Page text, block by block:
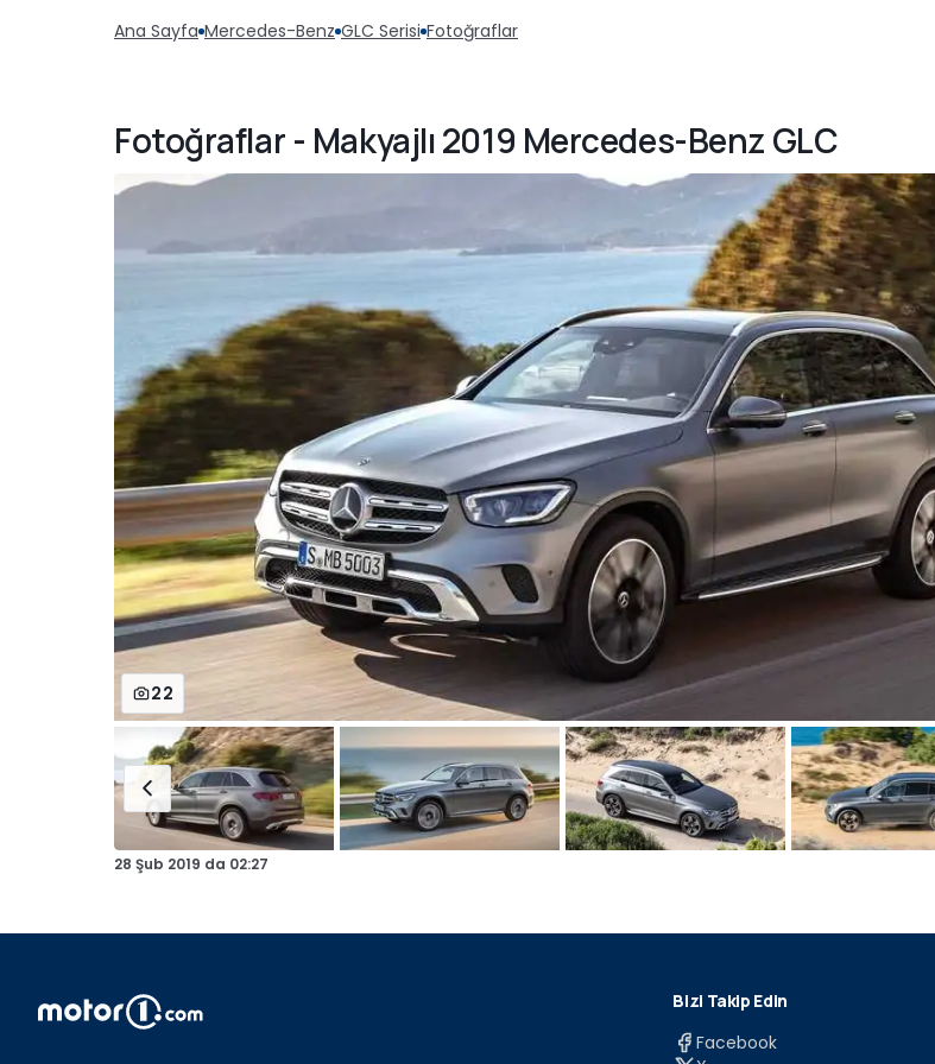
Ana Sayfa Mercedes-Benz GLC Serisi Fotoğraflar
Fotoğraflar - Makyajlı 2019 Mercedes-Benz GLC
22
28 Şub 2019 da 02:27
Bizi Takip Edin
Facebook